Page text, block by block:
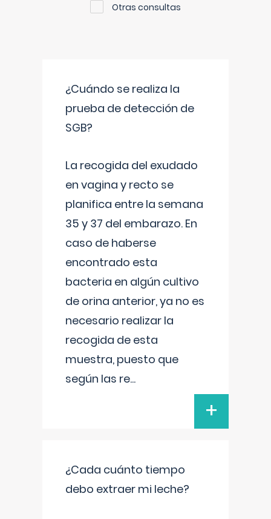
Otras consultas
¿Cuándo se realiza la
prueba de detección de
SGB?
La recogida del exudado
en vagina y recto se
planifica entre la semana
35 y 37 del embarazo. En
caso de haberse
encontrado esta
bacteria en algún cultivo
de orina anterior, ya no es
necesario realizar la
recogida de esta
muestra, puesto que
según las re...
+
¿Cada cuánto tiempo
debo extraer mi leche?